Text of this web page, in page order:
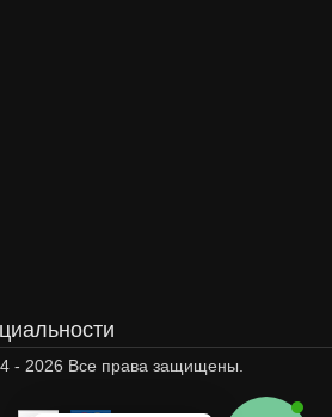
- 2026 Все права защищены.